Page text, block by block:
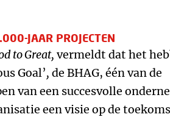
JAAR PROJECTEN
to Great, vermeldt dat het
Goal’, de BHAG, één van de
van een succesvolle
een visie op de